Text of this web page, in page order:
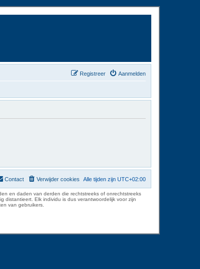
Aanmelden
Registreer
Alle tijden zijn UTC+02:00
Verwijder cookies
Contact
en daden van derden die rechtstreeks of onrechtstreeks
Elk individu is dus verantwoordelijk voor zijn
van gebruikers.